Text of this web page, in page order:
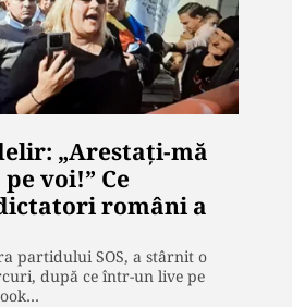
„Arestați-mă
voi!” Ce
români a
partidului SOS, a stârnit o
după ce într-un live pe